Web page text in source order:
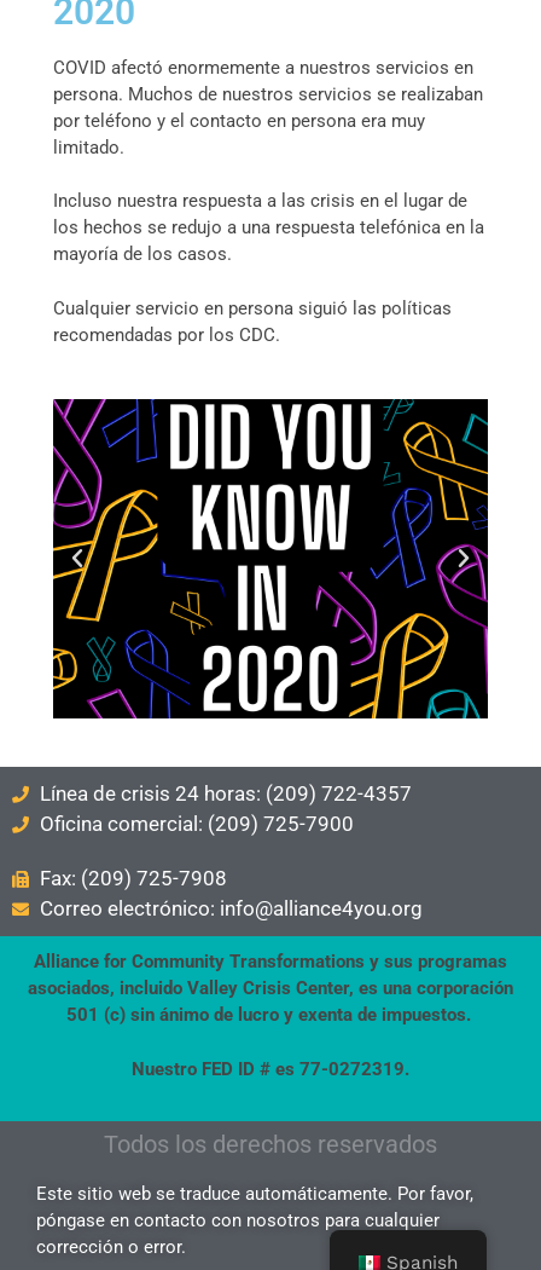
2020
COVID afectó enormemente a nuestros servicios en
persona. Muchos de nuestros servicios se realizaban
por teléfono y el contacto en persona era muy
limitado.
Incluso nuestra respuesta a las crisis en el lugar de
los hechos se redujo a una respuesta telefónica en la
mayoría de los casos.
Cualquier servicio en persona siguió las políticas
recomendadas por los CDC.
Línea de crisis 24 horas: (209) 722-4357
Oficina comercial: (209) 725-7900
Fax: (209) 725-7908
Correo electrónico: info@alliance4you.org
Alliance for Community Transformations y sus programas
asociados, incluido Valley Crisis Center, es una corporación
501 (c) sin ánimo de lucro y exenta de impuestos.
Nuestro FED ID # es 77-0272319.
Todos los derechos reservados
Este sitio web se traduce automáticamente. Por favor,
póngase en contacto con nosotros para cualquier
corrección o error.
Spanish